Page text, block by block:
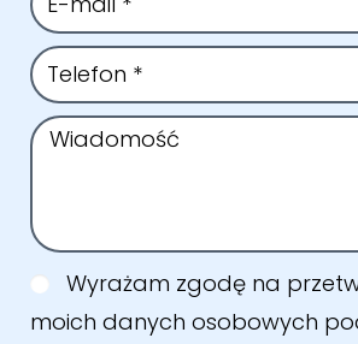
Wyrażam zgodę na
moich danych osobowych